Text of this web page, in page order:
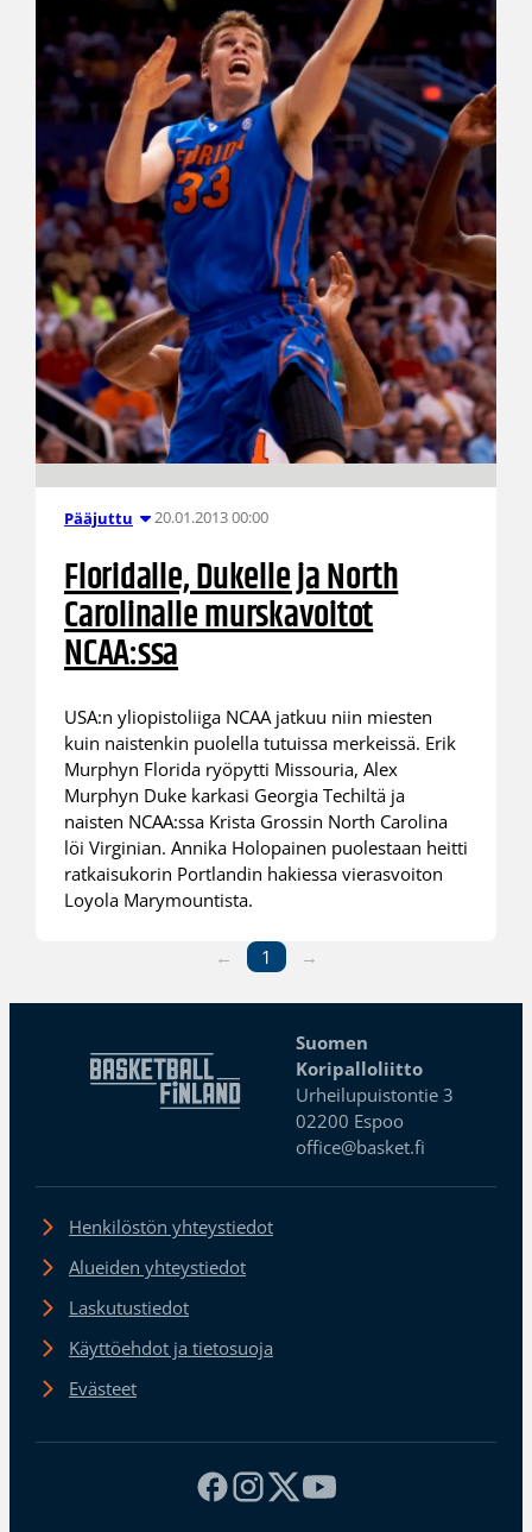
Pääjuttu 20.01.2013 00:00
Floridalle, Dukelle ja North
Carolinalle murskavoitot
NCAA:ssa
USA:n yliopistoliiga NCAA jatkuu niin miesten
kuin naistenkin puolella tutuissa merkeissä. Erik
Murphyn Florida ryöpytti Missouria, Alex
Murphyn Duke karkasi Georgia Techiltä ja
naisten NCAA:ssa Krista Grossin North Carolina
löi Virginian. Annika Holopainen puolestaan heitti
ratkaisukorin Portlandin hakiessa vierasvoiton
Loyola Marymountista.
← 1 →
Suomen
Koripalloliitto
Urheilupuistontie 3
02200 Espoo
office@basket.fi
Henkilöstön yhteystiedot
Alueiden yhteystiedot
Laskutustiedot
Käyttöehdot ja tietosuoja
Evästeet